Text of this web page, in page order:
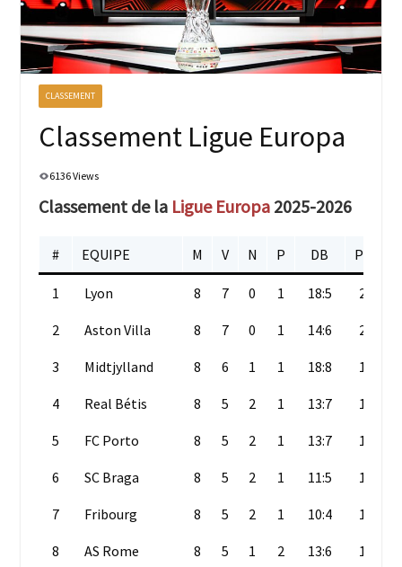
CLASSEMENT
Classement Ligue Europa
6136 Views
Classement de la Ligue Europa2025-2026
# EQUIPE M V N P DB PTS
1 Lyon 8 7 0 1 18:5 21
2 Aston Villa 8 7 0 1 14:6 21
3 Midtjylland 8 6 1 1 18:8 19
4 Real Bétis 8 5 2 1 13:7 17
5 FC Porto 8 5 2 1 13:7 17
6 SC Braga 8 5 2 1 11:5 17
7 Fribourg 8 5 2 1 10:4 17
8 AS Rome 8 5 1 2 13:6 16